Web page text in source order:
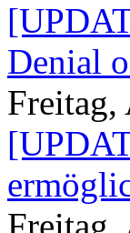
Denial
Freitag,